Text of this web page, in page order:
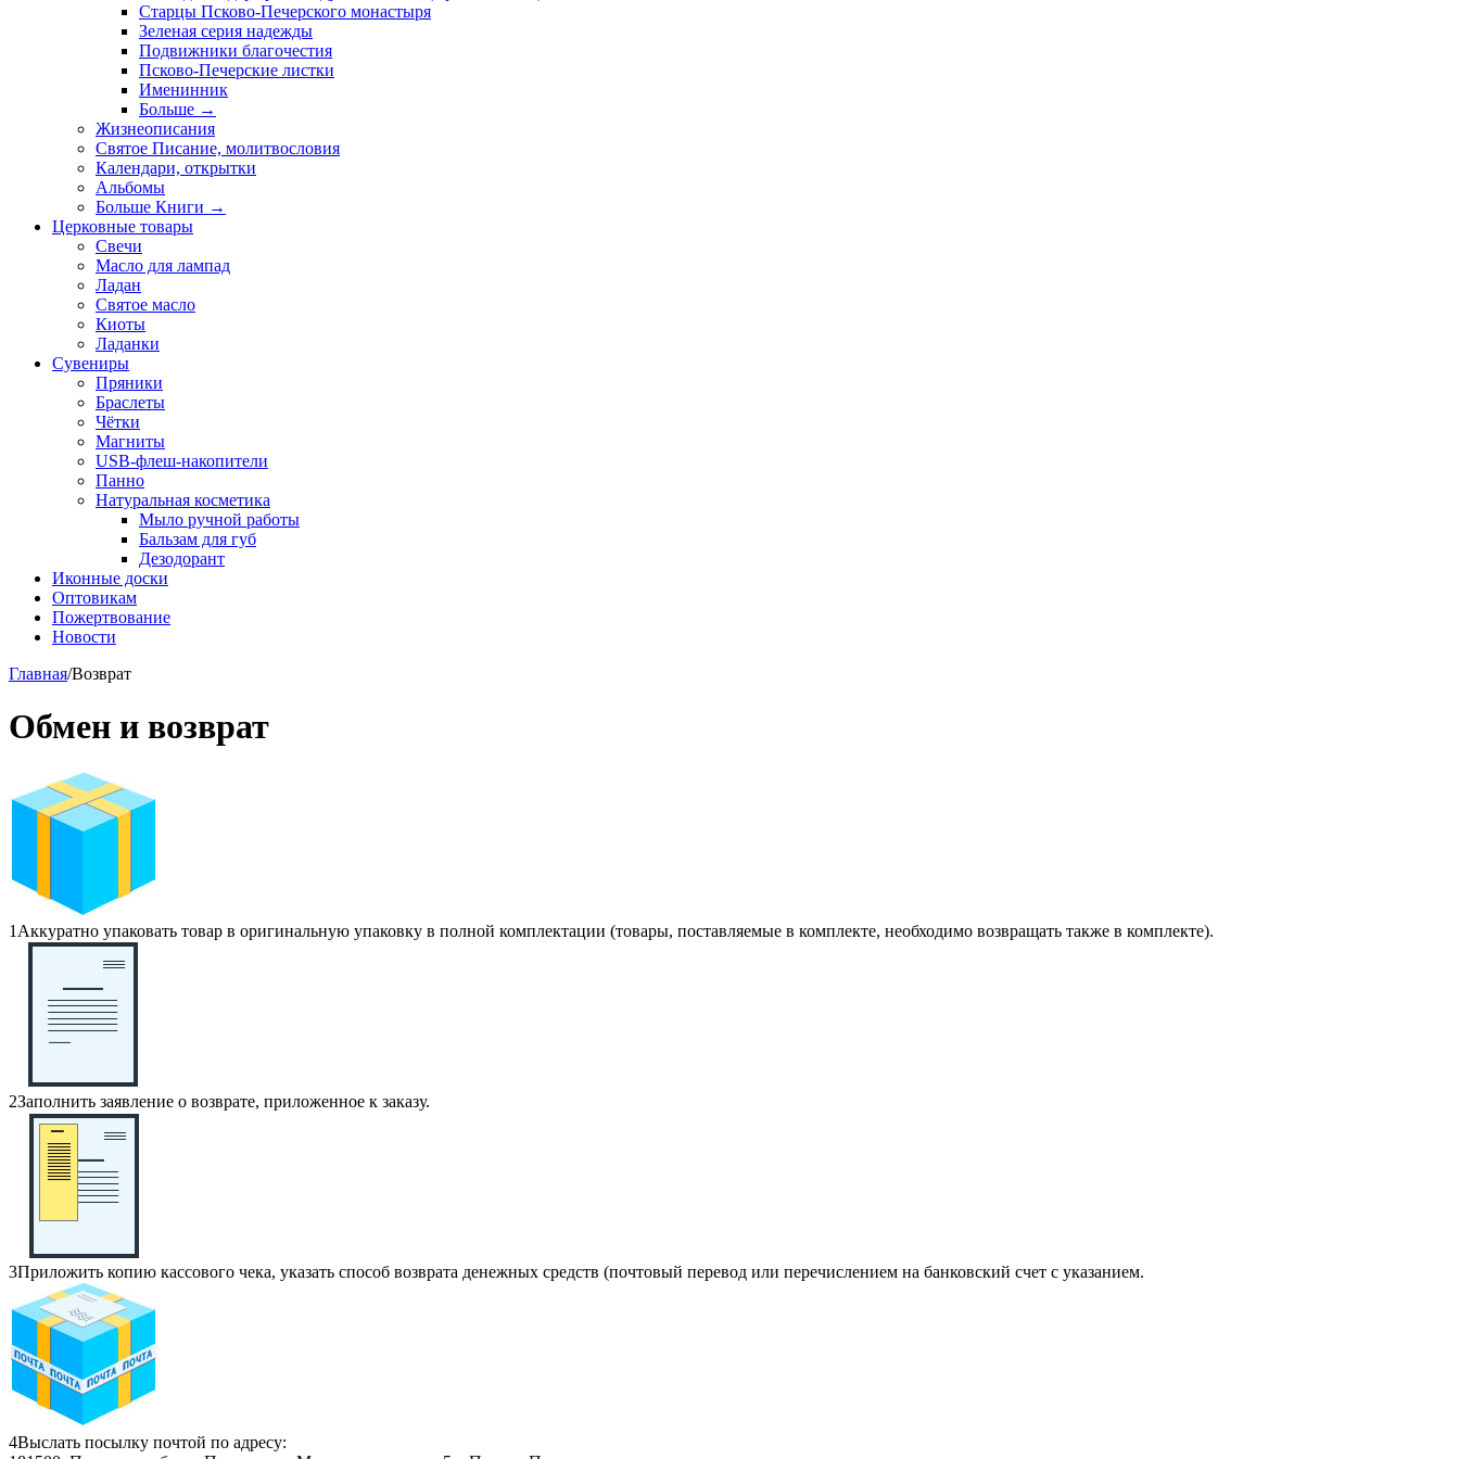
Старцы Псково-Печерского монастыря
Зеленая серия надежды
Подвижники благочестия
Псково-Печерские листки
Именинник
Больше →
Жизнеописания
Святое Писание, молитвословия
Календари, открытки
Альбомы
Больше Книги →
Церковные товары
Свечи
Масло для лампад
Ладан
Святое масло
Киоты
Ладанки
Сувениры
Пряники
Браслеты
Чётки
Магниты
USB-флеш-накопители
Панно
Натуральная косметика
Мыло ручной работы
Бальзам для губ
Дезодорант
Иконные доски
Оптовикам
Пожертвование
Новости
Главная/Возврат
Обмен и возврат
1 Аккуратно упаковать товар в оригинальную упаковку в полной комплектации (товары, поставляемые в комплекте, необходимо возвращать также в комплекте).
2Заполнить заявление о возврате, приложенное к заказу.
3Приложить копию кассового чека, указать способ возврата денежных средств (почтовый перевод или перечислением на банковский счет с указанием.
4Выслать посылку почтой по адресу: